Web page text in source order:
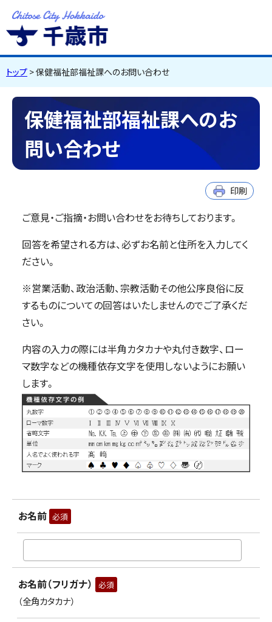
千歳市Chitose City
Hokkaido
トップ > 保健福祉部福祉課へのお問い合わせ
保健福祉部福祉課へのお
問い合わせ
印刷
ご意見・ご指摘・お問い合わせをお待ちしております。
回答を希望される方は、必ずお名前と住所を入力してく
ださい。
※営業活動、政治活動、宗教活動その他公序良俗に反
するものについての回答はいたしませんのでご了承くだ
さい。
内容の入力の際には半角カタカナや丸付き数字、ロー
マ数字などの機種依存文字を使用しないようにお願い
します。
お名前 必須
お名前（フリガナ） 必須
（全角カタカナ）